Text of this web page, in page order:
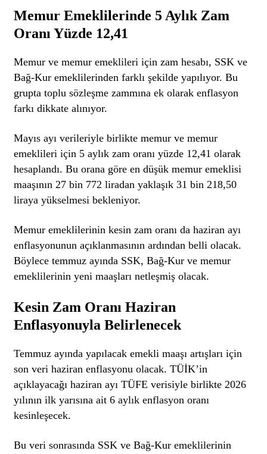
Memur Emeklilerinde 5 Aylık Zam
Oranı Yüzde 12,41
Memur ve memur emeklileri için zam hesabı, SSK ve
Bağ-Kur emeklilerinden farklı şekilde yapılıyor. Bu
grupta toplu sözleşme zammına ek olarak enflasyon
farkı dikkate alınıyor.
Mayıs ayı verileriyle birlikte memur ve memur
emeklileri için 5 aylık zam oranı yüzde 12,41 olarak
hesaplandı. Bu orana göre en düşük memur emeklisi
maaşının 27 bin 772 liradan yaklaşık 31 bin 218,50
liraya yükselmesi bekleniyor.
Memur emeklilerinin kesin zam oranı da haziran ayı
enflasyonunun açıklanmasının ardından belli olacak.
Böylece temmuz ayında SSK, Bağ-Kur ve memur
emeklilerinin yeni maaşları netleşmiş olacak.
Kesin Zam Oranı Haziran
Enflasyonuyla Belirlenecek
Temmuz ayında yapılacak emekli maaşı artışları için
son veri haziran enflasyonu olacak. TÜİK’in
açıklayacağı haziran ayı TÜFE verisiyle birlikte 2026
yılının ilk yarısına ait 6 aylık enflasyon oranı
kesinleşecek.
Bu veri sonrasında SSK ve Bağ-Kur emeklilerinin